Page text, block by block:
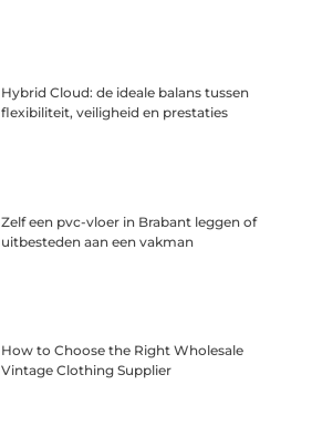
Hybrid Cloud: de ideale balans tussen
flexibiliteit, veiligheid en prestaties
Zelf een pvc-vloer in Brabant leggen of
uitbesteden aan een vakman
How to Choose the Right Wholesale
Vintage Clothing Supplier